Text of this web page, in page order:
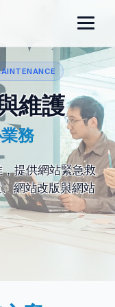
維護
務
提供網站緊急救
網站改版與網站